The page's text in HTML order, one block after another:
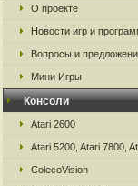
О проекте
Новости игр и
Вопросы и
Мини Игры
Консоли
Atari 2600
Atari 5200, Atari 7800,
ColecoVision